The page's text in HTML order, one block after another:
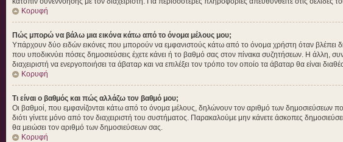
Κορυφή
Πώς μπορώ να βάλω μια εικόνα κάτω από το όνομα μέλους μου;
Υπάρχουν δύο ειδών εικόνες που μπορούν να εμφανιστούς κάτω από το όνομα χρήστη όταν βλέπει
που υποδικνύει πόσες δημοσιεύσεις έχετε κάνει ή το βαθμό σας στον πίνακα συζητήσεων. Η άλλη,
διαχειριστή να ενεργοποιήσει τα άβαταρ και να επιλέξει τον τρόπο τον οποίο τα άβαταρ θα είναι
Κορυφή
Τι είναι ο βαθμός και πώς αλλάζω τον βαθμό μου;
Οι βαθμοί, που εμφανίζονται κάτω από το όνομα μέλους, δηλώνουν τον αριθμό των δημοσιεύσεων που
διότι γίνετε μόνο από τον διαχειριστή του συστήματος. Παρακαλούμε μην κάνετε άσκοπες
θα μειώσει τον αριθμό των δημοσιεύσεων σας.
Κορυφή